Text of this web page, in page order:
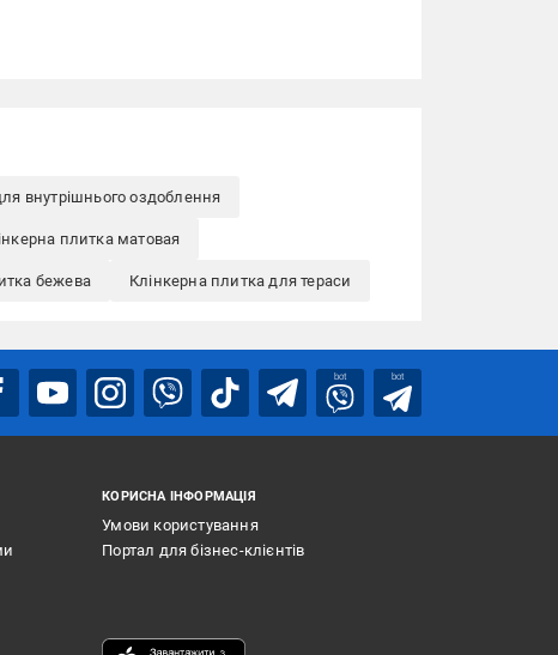
внутрішнього оздоблення
плитка матовая
бежева Клінкерна плитка для тераси
bot bot
КОРИСНА ІНФОРМАЦІЯ
Умови користування
Портал для бізнес-клієнтів